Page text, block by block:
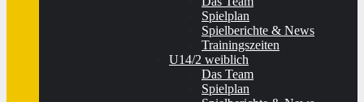
Spielplan
Spielberichte & News
Trainingszeiten
U14/2 weiblich
Das Team
Spielplan